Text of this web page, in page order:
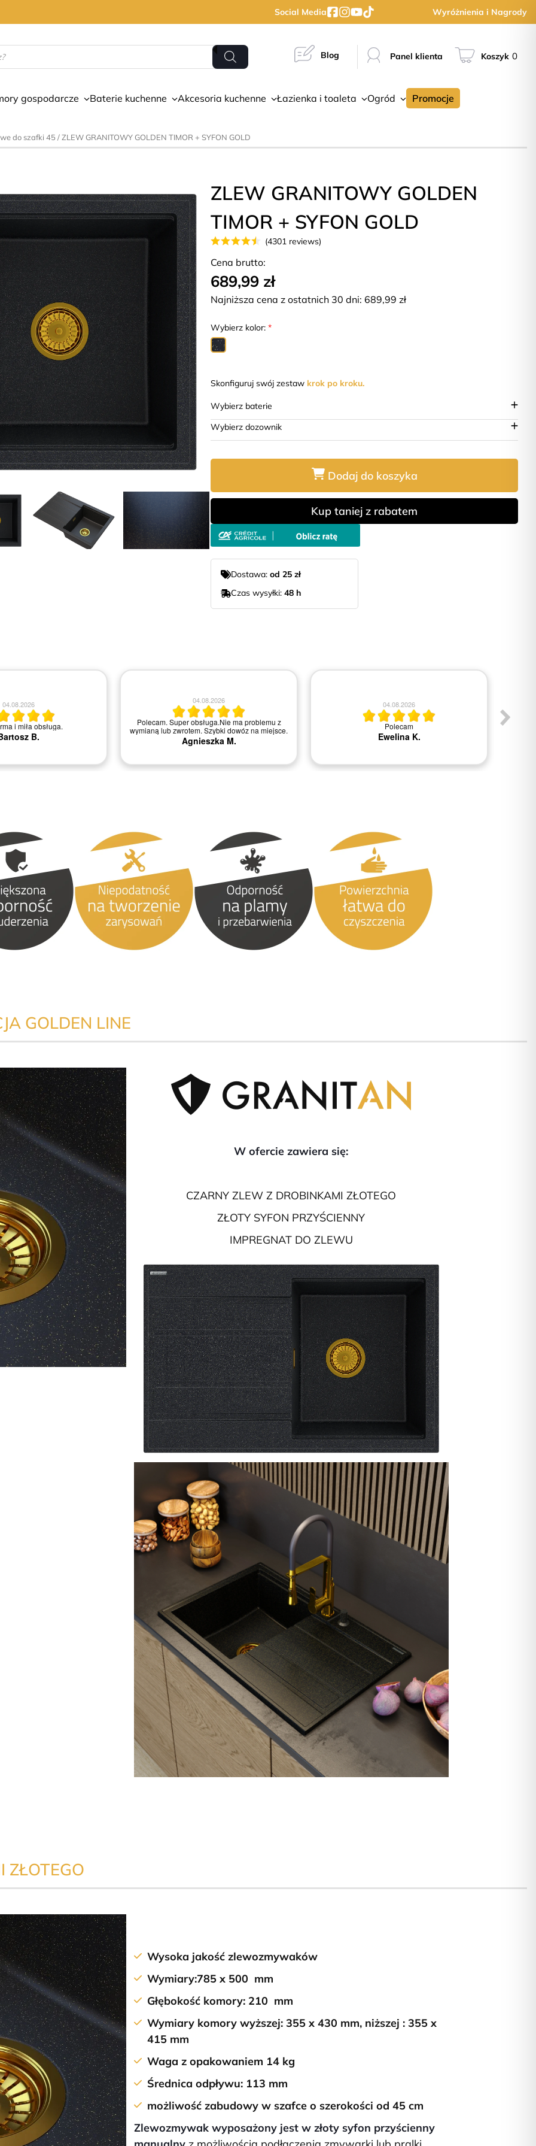
Social Media Wyróżnienia i Nagrody
Blog Panel klienta Koszyk 0
gospodarcze Baterie kuchenne Akcesoria kuchenne Łazienka i toaleta Ogród Promocje
do szafki 45 / ZLEW GRANITOWY GOLDEN TIMOR + SYFON GOLD
ZLEW GRANITOWY GOLDEN
TIMOR + SYFON GOLD
(4301 reviews)
Cena brutto:
689,99 zł
Najniższa cena z ostatnich 30 dni: 689,99zł
Wybierz kolor:*
Skonfiguruj swój zestaw krok po kroku.
Wybierz baterie
Wybierz dozownik
Dodaj do koszyka
Kup taniej z rabatem
Dostawa:od 25 zł
Czas wysyłki:48 h
04.08.2026
i miła obsługa.
B.
04.08.2026
Polecam. Super obsługa.Nie ma problemu z
wymianą lub zwrotem. Szybki dowóz na miejsce.
Agnieszka M.
04.08.2026
Polecam
Ewelina K.
GOLDEN LINE
W ofercie zawiera się:
CZARNY ZLEW Z DROBINKAMI ZŁOTEGO
ZŁOTY SYFON PRZYŚCIENNY
IMPREGNAT DO ZLEWU
ZŁOTEGO
Wysoka jakość zlewozmywaków
Wymiary:785 x 500 mm
Głębokość komory: 210 mm
Wymiary komory wyższej: 355 x 430 mm, niższej : 355 x
415 mm
Waga z opakowaniem 14 kg
Średnica odpływu: 113 mm
możliwość zabudowy w szafce o szerokości od 45 cm
Zlewozmywak wyposażony jest w złoty syfon przyścienny